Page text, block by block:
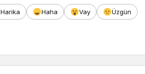
Harika Haha Vay
Üzgün